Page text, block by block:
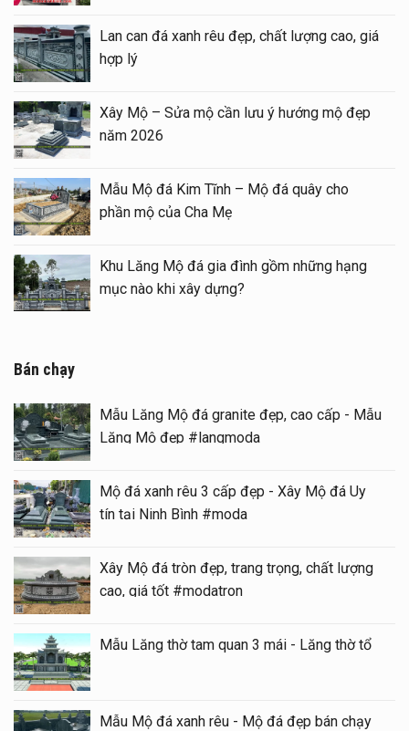
đôi 1 mái đẹp tại Ninh
– sửa Mộ bằng Mẫu
mái đẹp – Long đình đá
thờ đá) tại khu Lăng
Lan can đá xanh rêu
Xây Mộ – Sửa mộ
Mẫu Mộ đá Kim Tĩnh
Khu Lăng Mộ đá gia
Bán chạy
Mẫu Lăng Mộ đá granite đẹp, cao cấp - Mẫu
Lăng Mộ đẹp #langmoda
Mộ đá xanh rêu 3 cấp đẹp - Xây Mộ đá Uy
tín tại Ninh Bình #moda
Xây Mộ đá tròn đẹp, trang trọng, chất lượng
cao, giá tốt #modatron
Mẫu Lăng thờ tam quan 3 mái - Lăng thờ tổ
Mẫu Mộ đá xanh rêu - Mộ đá đẹp bán chạy